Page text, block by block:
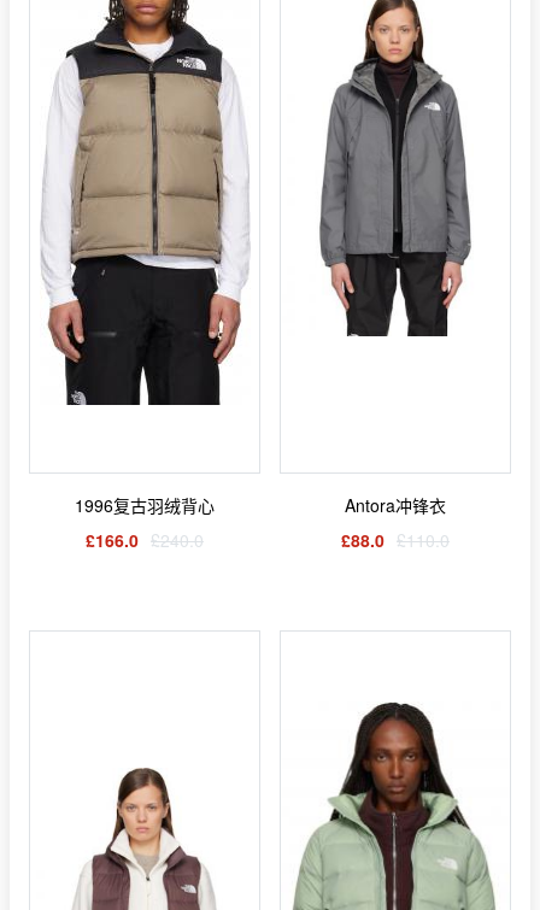
1996复古羽绒背心
£166.0 £240.0
Antora冲锋衣
£88.0 £110.0